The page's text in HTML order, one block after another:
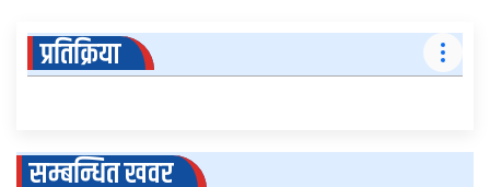
प्रतिक्रिया
सम्बन्धित खवर